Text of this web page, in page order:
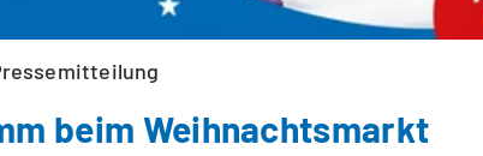
beim Weihnachtsmarkt